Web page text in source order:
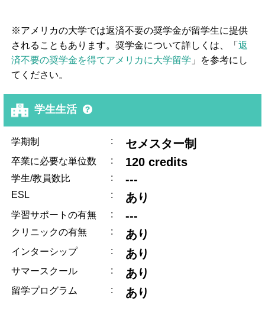
※アメリカの大学では返済不要の奨学金が留学生に提供
されることもあります。奨学金について詳しくは、「返
済不要の奨学金を得てアメリカに大学留学 」を参考にし
てください。
学生生活
学期制 : セメスター制
卒業に必要な単位数 : 120 credits
学生/教員数比 : ---
ESL : あり
学習サポートの有無 : ---
クリニックの有無 : あり
インターシップ : あり
サマースクール : あり
留学プログラム : あり